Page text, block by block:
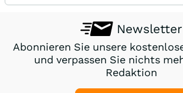
Newsletter
Abonnieren Sie unsere
und verpassen Sie nichts
Redaktion